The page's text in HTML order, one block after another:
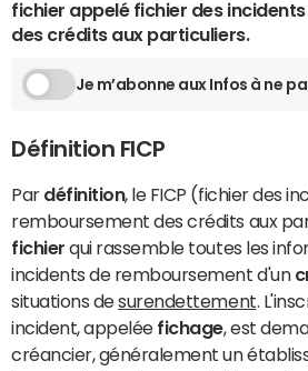
fichier appelé fichier des
des crédits aux particuliers.
Je m’abonne aux Infos à ne
Définition FICP
Par définition, le FICP (fichier des
remboursement des crédits aux
fichier qui rassemble toutes les
incidents de remboursement d'un
situations desurendettement .
incident, appelée fichage, est
créancier, généralement un